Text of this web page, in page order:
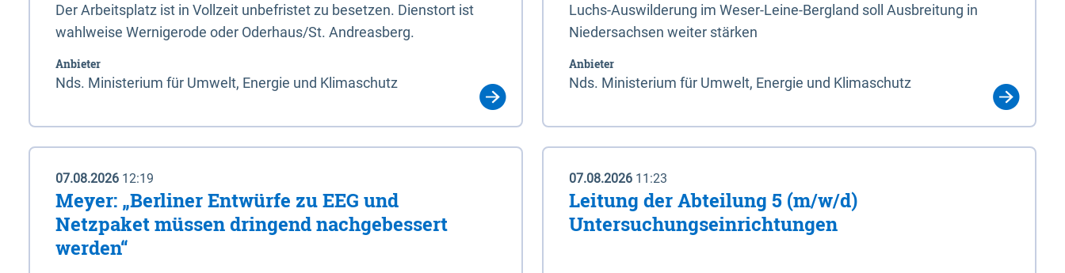
Der Arbeitsplatz ist in Vollzeit unbefristet zu besetzen. Dienstort ist
wahlweise Wernigerode oder Oderhaus/St. Andreasberg.
Anbieter
Nds. Ministerium für Umwelt, Energie und Klimaschutz
Luchs-Auswilderung im Weser-Leine-Bergland soll Ausbreitung in
Niedersachsen weiter stärken
Anbieter
Nds. Ministerium für Umwelt, Energie und Klimaschutz
07.08.2026 12:19
Meyer: „Berliner Entwürfe zu EEG und
Netzpaket müssen dringend nachgebessert
werden“
07.08.2026 11:23
Leitung der Abteilung 5 (m/w/d)
Untersuchungseinrichtungen